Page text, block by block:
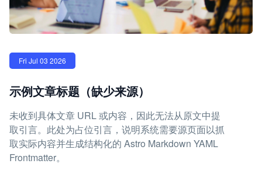
Fri Jul 03 2026
示例文章标题（缺少来源）
未收到具体文章 URL 或内容，因此无法从原文中提
取引言。此处为占位引言，说明系统需要源页面以抓
取实际内容并生成结构化的 Astro Markdown YAML
Frontmatter。